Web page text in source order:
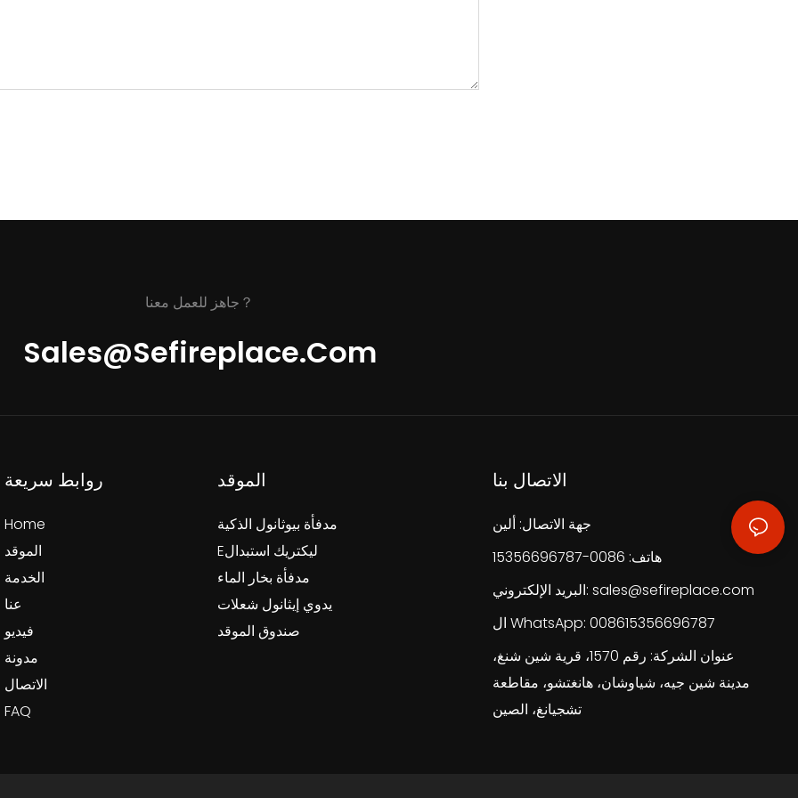
جاهز للعمل معنا？
Sales@sefireplace.com
روابط سريعة
Home
الموقد
الخدمة
عنا
فيديو
مدونة
الاتصال
FAQ
الموقد
مدفأة بيوثانول الذكية
Eليكتريك استبدال
مدفأة بخار الماء
يدوي إيثانول شعلات
صندوق الموقد
الاتصال بنا
جهة الاتصال: ألين
هاتف: 0086-15356696787
البريد الإلكتروني: sales@sefireplace.com
ال WhatsApp: 008615356696787
عنوان الشركة: رقم 1570، قرية شين شنغ،
مدينة شين جيه، شياوشان، هانغتشو، مقاطعة
تشجيانغ، الصين